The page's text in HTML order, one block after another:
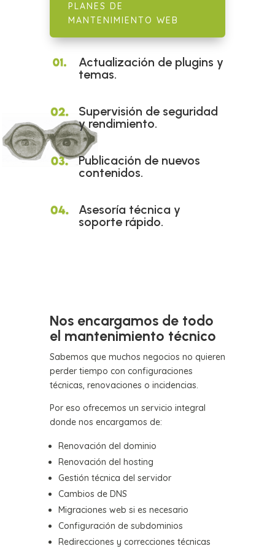
PLANES DE
MANTENIMIENTO WEB
Actualización de plugins y
temas.
Supervisión de seguridad
y rendimiento.
Publicación de nuevos
contenidos.
Asesoría técnica y
soporte rápido.
Nos encargamos de todo
el mantenimiento técnico
Sabemos que muchos negocios no quieren
perder tiempo con configuraciones
técnicas, renovaciones o incidencias.
Por eso ofrecemos un servicio integral
donde nos encargamos de:
Renovación del dominio
Renovación del hosting
Gestión técnica del servidor
Cambios de DNS
Migraciones web si es necesario
Configuración de subdominios
Redirecciones y correcciones técnicas